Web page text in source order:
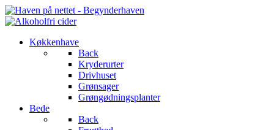
Køkkenhave
Back
Kryderurter
Drivhuset
Grønsager
Grøngødningsplanter
Bede
Back